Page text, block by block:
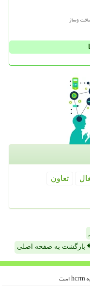
تعاون
بازگشت به صفحه اصلی